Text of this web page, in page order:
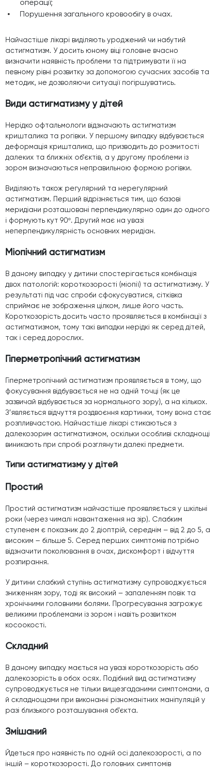
операції;
Порушення загального кровообігу в очах.
Найчастіше лікарі виділяють уроджений чи набутий
астигматизм. У досить юному віці головне вчасно
визначити наявність проблеми та підтримувати її на
певному рівні розвитку за допомогою сучасних засобів та
методик, не дозволяючи ситуації погіршуватись.
Види астигматизму у дітей
Нерідко офтальмологи відзначають астигматизм
кришталика та рогівки. У першому випадку відбувається
деформація кришталика, що призводить до розмитості
далеких та ближніх об’єктів, а у другому проблеми із
зором визначаються неправильною формою рогівки.
Виділяють також регулярний та нерегулярний
астигматизм. Перший відрізняється тим, що базові
меридіани розташовані перпендикулярно один до одного
і формують кут 90º. Другий має на увазі
неперпендикулярність основних меридіан.
Міопічний астигматизм
В даному випадку у дитини спостерігається комбінація
двох патологій: короткозорості (міопії) та астигматизму. У
результаті під час спроби сфокусуватися, сітківка
сприймає не зображення цілком, лише його часть.
Короткозорість досить часто проявляється в комбінації з
астигматизмом, тому такі випадки нерідкі як серед дітей,
так і серед дорослих.
Гіперметропічний астигматизм
Гіперметропічний астигматизм проявляється в тому, що
фокусування відбувається не на одній точці (як це
зазвичай відбувається за нормального зору), а на кількох.
З’являється відчуття роздвоєння картинки, тому вона стає
розпливчастою. Найчастіше лікарі стикаються з
далекозорим астигматизмом, оскільки особливі складнощі
виникають при спробі розглянути далекі предмети.
Типи астигматизму у дітей
Простий
Простий астигматизм найчастіше проявляється у шкільні
роки (через чималі навантаження на зір). Слабким
ступенем є показник до 2 діоптрій, середнім – від 2 до 5, а
високим – більше 5. Серед перших симптомів потрібно
відзначити поколювання в очах, дискомфорт і відчуття
розпирання.
У дитини слабкий ступінь астигматизму супроводжується
зниженням зору, тоді як високий – запаленням повік та
хронічними головними болями. Прогресування загрожує
великими проблемами із зором і навіть розвитком
косоокості.
Складний
В даному випадку мається на увазі короткозорість або
далекозорість в обох осях. Подібний вид астигматизму
супроводжується не тільки вищезгаданими симптомами, а
й складнощами при виконанні різноманітних маніпуляцій у
разі близького розташування об’єкта.
Змішаний
Йдеться про наявність по одній осі далекозорості, а по
іншій – короткозорості. До головних симптомів